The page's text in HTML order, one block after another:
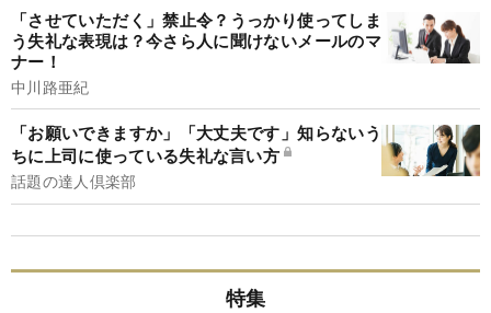
「させていただく」禁止令？うっかり使ってしま
う失礼な表現は？今さら人に聞けないメールのマ
ナー！
中川路亜紀
「お願いできますか」「大丈夫です」知らないう
ちに上司に使っている失礼な言い方
話題の達人倶楽部
特集